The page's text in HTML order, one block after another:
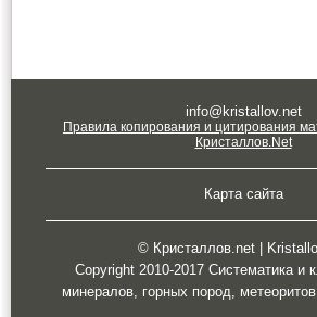
info@kristallov.net
Правила копирования и цитирования
Кристаллов.Net
Карта сайта
© Кристаллов.net |
Copyright 2010-2017 Систематика и
минералов, горных пород,